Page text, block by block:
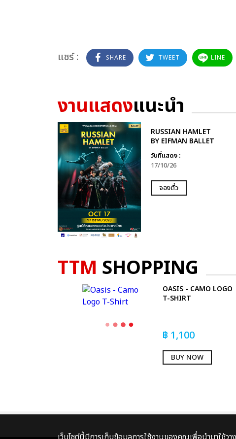
แชร์ : SHARE TWEET LINE
งานแสดงแนะนำ
RUSSIAN HAMLET
BY EIFMAN BALLET
วันที่แสดง :
17/10/26
จองตั๋ว
TTM SHOPPING
OASIS - CAMO LOGO
T-SHIRT
฿ 1,100
BUY NOW